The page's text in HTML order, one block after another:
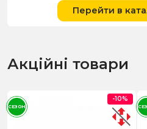
Перейти в
Акційні товари
-10%
СЕЗОН